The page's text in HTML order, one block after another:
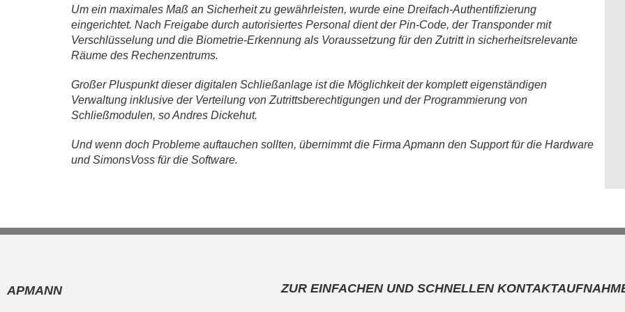
Um ein maximales Maß an Sicherheit zu gewährleisten, wurde eine Dreifach-Authentifizierung
eingerichtet. Nach Freigabe durch autorisiertes Personal dient der Pin-Code, der Transponder mit
Verschlüsselung und die Biometrie-Erkennung als Voraussetzung für den Zutritt in sicherheitsrelevante
Räume des Rechenzentrums.
Großer Pluspunkt dieser digitalen Schließanlage ist die Möglichkeit der komplett eigenständigen
Verwaltung inklusive der Verteilung von Zutrittsberechtigungen und der Programmierung von
Schließmodulen, so Andres Dickehut.
Und wenn doch Probleme auftauchen sollten, übernimmt die Firma Apmann den Support für die Hardware
und SimonsVoss für die Software.
APMANN ZUR EINFACHEN UND SCHNELLEN